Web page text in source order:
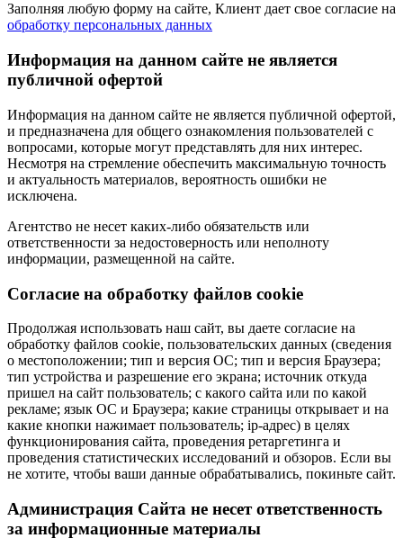
Заполняя любую форму на сайте, Клиент дает свое согласие на
обработку персональных данных
Информация на данном сайте не является
публичной офертой
Информация на данном сайте не является публичной офертой,
и предназначена для общего ознакомления пользователей с
вопросами, которые могут представлять для них интерес.
Несмотря на стремление обеспечить максимальную точность
и актуальность материалов, вероятность ошибки не
исключена.
Агентство не несет каких-либо обязательств или
ответственности за недостоверность или неполноту
информации, размещенной на сайте.
Cогласие на обработку файлов cookie
Продолжая использовать наш сайт, вы даете согласие на
обработку файлов cookie, пользовательских данных (сведения
о местоположении; тип и версия ОС; тип и версия Браузера;
тип устройства и разрешение его экрана; источник откуда
пришел на сайт пользователь; с какого сайта или по какой
рекламе; язык ОС и Браузера; какие страницы открывает и на
какие кнопки нажимает пользователь; ip-адрес) в целях
функционирования сайта, проведения ретаргетинга и
проведения статистических исследований и обзоров. Если вы
не хотите, чтобы ваши данные обрабатывались, покиньте сайт.
Администрация Сайта не несет ответственность
за информационные материалы